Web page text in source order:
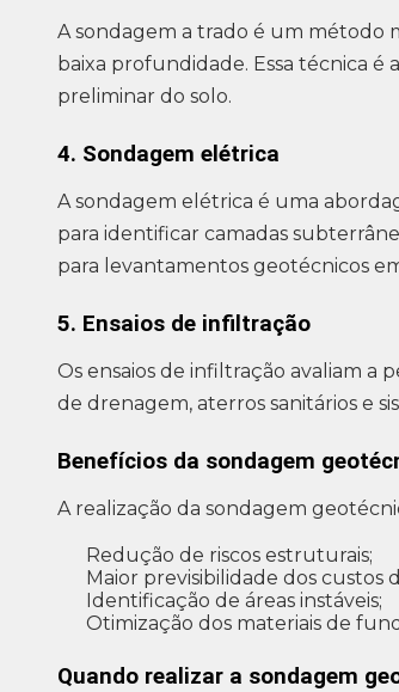
A sondagem a trado é um método
baixa profundidade. Essa técnica é
preliminar do solo.
4. Sondagem elétrica
A sondagem elétrica é uma
para identificar camadas
para levantamentos geotécnicos
5. Ensaios de infiltração
Os ensaios de infiltração avaliam a
de drenagem, aterros sanitários e
Benefícios da sondagem
A realização da sondagem
Redução de riscos estruturais;
Maior previsibilidade dos custos
Identificação de áreas instáveis;
Otimização dos materiais de
Quando realizar a sondagem